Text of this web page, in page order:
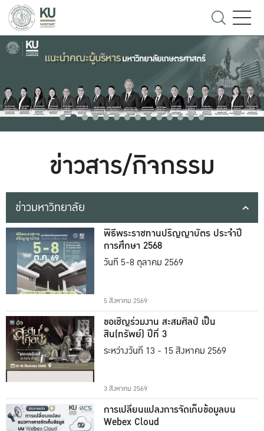
ข่าวสาร/กิจกรรม
ข่าวมหาวิทยาลัย
พิธีพระราชทานปริญญาบัตร ประจำปี
การศึกษา 2568
วันที่ 5-8 ตุลาคม 2569
5 สิงหาคม 2569
ขอเชิญร่วมงาน สะสมศิลป์ เป็น
สิน(ทรัพย์) ปีที่ 3
ระหว่างวันที่ 13 - 15 สิงหาคม 2569
3 สิงหาคม 2569
การเปลี่ยนแปลงการจัดเก็บข้อมูลบน
Webex Cloud